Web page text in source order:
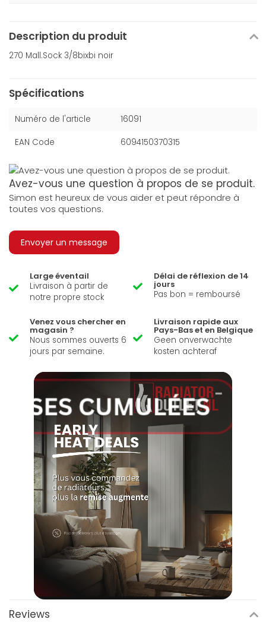
Description du produit
270 Mall.Sock 3/8bixbi noir
Spécifications
Numéro de l'article 16091
EAN Code 6094150370315
Avez-vous une question à propos de se produit.
Simon est heureux de vous aider et peut répondre à
toutes vos questions.
Envoyer un message
Large éventail
Livraison à partir de
notre propre stock
Délai de réflexion de 14
jours
Pas bon = remboursé
Venez vous chercher en
magasin ?
Nous sommes ouverts 6
jours par semaine.
Livraison rapide aux
Pays-Bas et en Belgique
Geen onverwachte
kosten achteraf
Reviews